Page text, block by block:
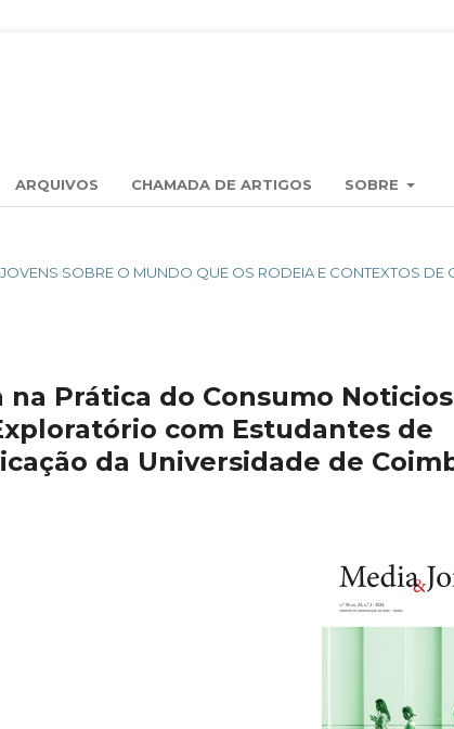
ARQUIVOS CHAMADA DE ARTIGOS SOBRE
SOBRE O MUNDO QUE OS RODEIA E CONTEXTOS DE
Prática do Consumo
com Estudantes de
da Universidade de